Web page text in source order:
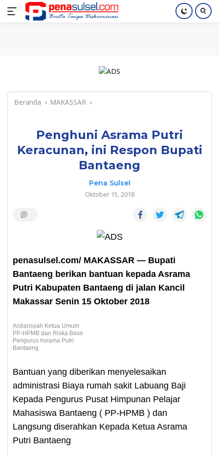
Langsung
Home Nasional Pendidikan Index
Beranda MAKASSAR
Penghuni Asrama Putri
Keracunan, ini Respon Bupati
Bantaeng
Pena Sulsel
Oktober 15, 2018
penasulsel.com/ MAKASSAR — Bupati
Bantaeng berikan bantuan kepada Asrama
Putri Kabupaten Bantaeng di jalan Kancil
Makassar Senin 15 Oktober 2018
Ardiansyah Ketua Umum
PP-HPMB dan Riska Baso
Pengurus Asrama Putri
Bantaeng
Bantuan yang diberikan menyelesaikan
administrasi Biaya rumah sakit Labuang Baji
Kepada Pengurus Pusat Himpunan Pelajar
Mahasiswa Bantaeng ( PP-HPMB ) dan
Langsung diserahkan Kepada Ketua Asrama
Putri Bantaeng